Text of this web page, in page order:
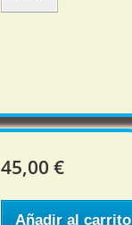
45,00 €
Añadir al carrito